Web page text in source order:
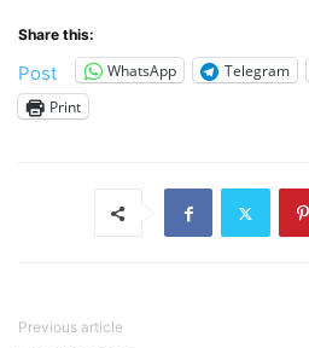
Share this:
Post WhatsApp Telegram
Print
Previous article